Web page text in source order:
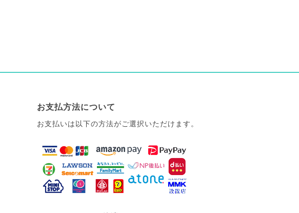
お支払方法について
お支払いは以下の方法がご選択いただけます。